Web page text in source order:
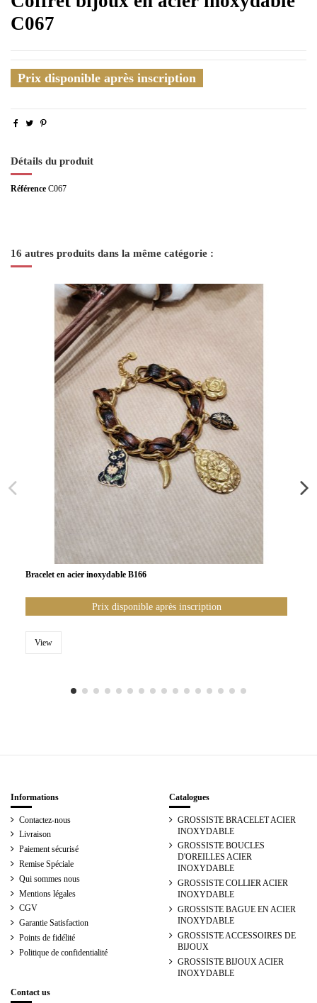
C067
Prix disponible après inscription
Détails du produit
Référence C067
16 autres produits dans la même catégorie :
Bracelet en acier inoxydable B166
Prix disponible après inscription
View
Informations
Contactez-nous
Livraison
Paiement sécurisé
Remise Spéciale
Qui sommes nous
Mentions légales
CGV
Garantie Satisfaction
Points de fidélité
Politique de confidentialité
Catalogues
GROSSISTE BRACELET ACIER
INOXYDABLE
GROSSISTE BOUCLES
D'OREILLES ACIER
INOXYDABLE
GROSSISTE COLLIER ACIER
INOXYDABLE
GROSSISTE BAGUE EN ACIER
INOXYDABLE
GROSSISTE ACCESSOIRES DE
BIJOUX
GROSSISTE BIJOUX ACIER
INOXYDABLE
Contact us